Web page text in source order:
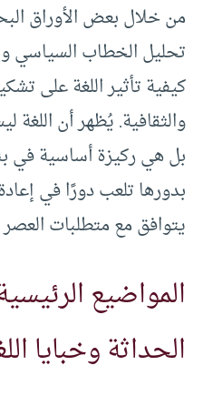
من خلال بعض الأوراق
تحليل الخطاب السياسي
كيفية تأثير اللغة على
والثقافية. يُظهر أن اللغة
بل هي ركيزة أساسية في
بدورها تلعب دورًا في
يتوافق مع متطلبات
المواضيع
الحداثة وخبايا